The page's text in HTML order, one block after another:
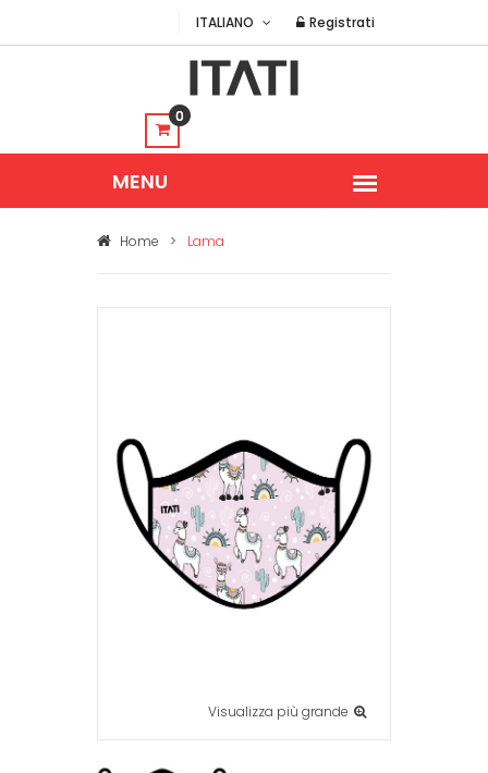
ITALIANO Registrati
0
Home > Lama
Visualizza più grande